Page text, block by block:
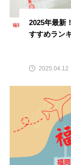
2025年最新
すすめラン
2025.04.12